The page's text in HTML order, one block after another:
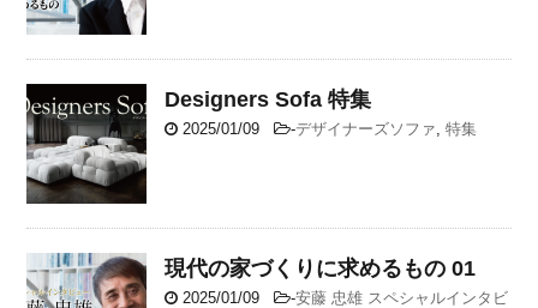
Designers Sofa 特集
2025/01/09 -デザイナーズソファ ,特集
現代の家づくりに求めるもの 01
2025/01/09 -安藤 忠雄 スペシャルインタビ